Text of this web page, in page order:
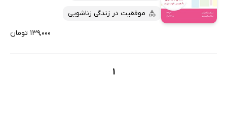
موفقیت در زندگی زناشویی
۱۳۹,۰۰۰ تومان
1